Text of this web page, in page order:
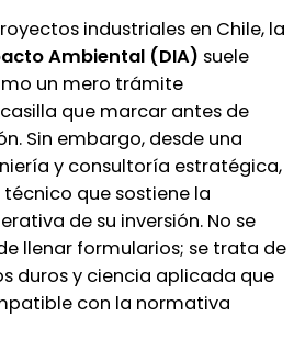
industriales en Chile, la
Ambiental (DIA) suele
un mero trámite
que marcar antes de
Sin embargo, desde una
y consultoría estratégica,
técnico que sostiene la
de su inversión. No se
llenar formularios; se trata de
duros y ciencia aplicada que
con la normativa